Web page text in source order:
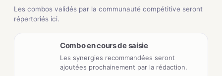
Les combos validés par la communauté compétitive seront
répertoriés ici.
Combo en cours de saisie
Les synergies recommandées seront
ajoutées prochainement par la rédaction.